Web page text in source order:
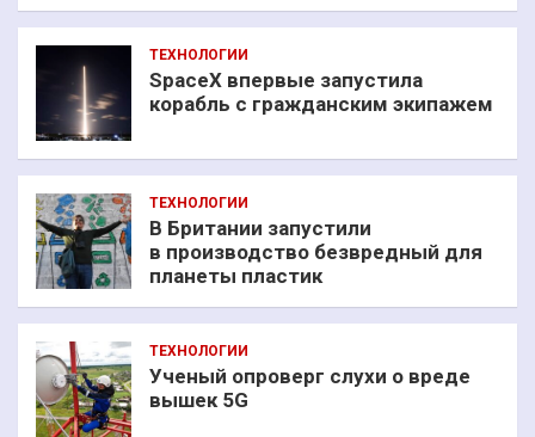
ТЕХНОЛОГИИ
SpaceX впервые запустила
корабль с гражданским экипажем
ТЕХНОЛОГИИ
В Британии запустили
в производство безвредный для
планеты пластик
ТЕХНОЛОГИИ
Ученый опроверг слухи о вреде
вышек 5G